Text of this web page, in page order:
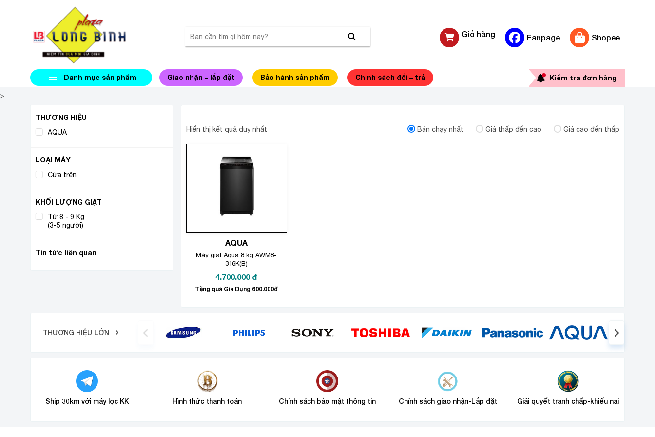
Giỏ hàng Fanpage Shopee
Danh mục sản phẩm Giao nhận – lắp đặt Bảo hành sản phẩm Chính sách đổi – trả Kiểm tra đơn hàng
>
Hiển thị kết quả duy nhất Bán chạy nhất Giá thấp đến cao Giá cao đến thấp
AQUA
Máy giặt Aqua 8 kg AWM8-
316K(B)
4.700.000 đ
Tặng quà Gia Dụng 600.000đ
THƯƠNG HIỆU
AQUA
LOẠI MÁY
Cửa trên
KHỐI LƯỢNG GIẶT
Từ 8 - 9 Kg
(3-5 người)
Tin tức liên quan
THƯƠNG HIỆU LỚN
Ship 30km với máy lọc KK Hình thức thanh toán Chính sách bảo mật thông tin Chính sách giao nhận-Lắp đặt Giải quyết tranh chấp-khiếu nại